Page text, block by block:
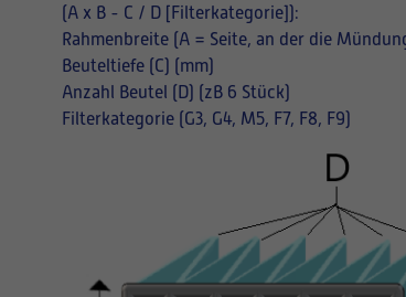
(A x B - C / D [Filterkategorie]):
Rahmenbreite (A = Seite, an der die
Beuteltiefe (C) (mm)
Anzahl Beutel (D) (zB 6 Stück)
Filterkategorie (G3, G4, M5, F7, F8, F9)